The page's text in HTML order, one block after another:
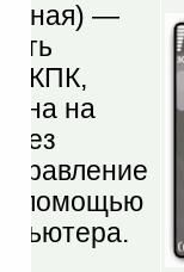
—
с КПК,
на
помощью